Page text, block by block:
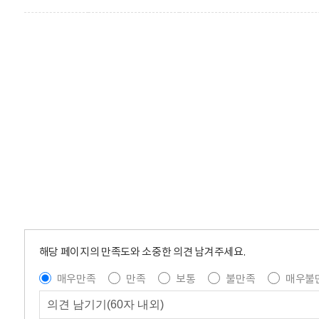
해당 페이지의 만족도와 소중한 의견 남겨주세요.
매우만족
만족 보통 불만족 매우불